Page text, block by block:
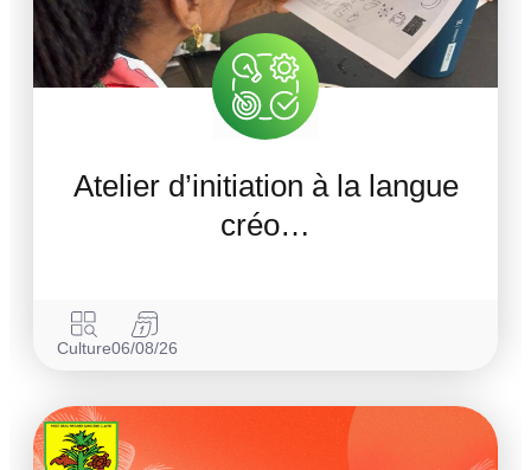
Atelier d’initiation à la langue
créo…
Culture06/08/26